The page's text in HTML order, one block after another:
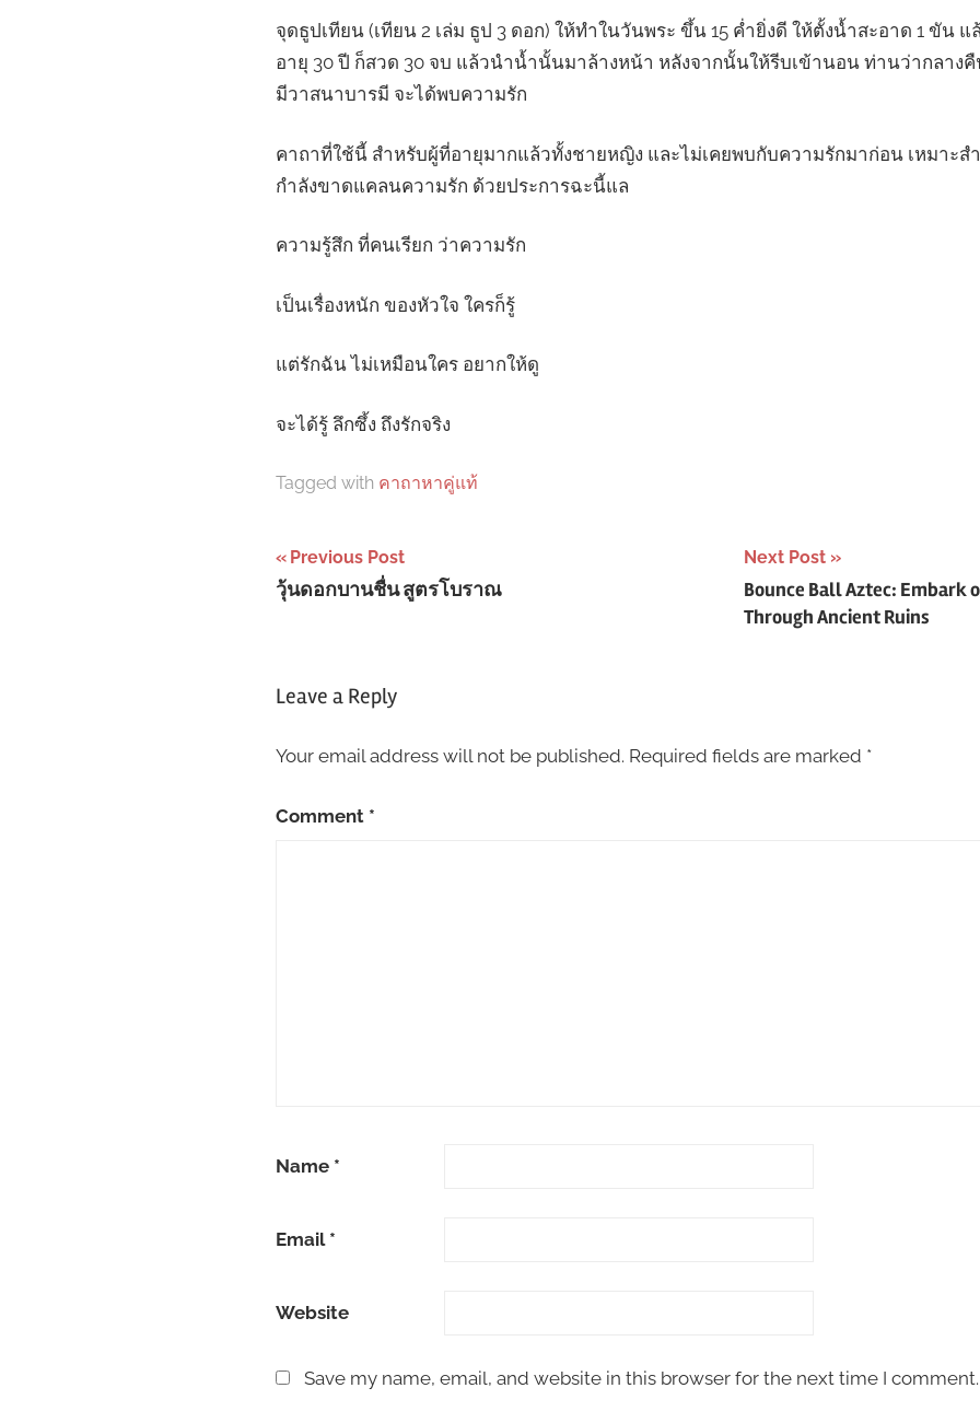
จุดธูปเทียน (เทียน 2 เล่ม ธูป 3 ดอก) ให้ทำในวันพระ ขึ้น 15 ค่ำยิ่งดี ให้ตั้งน้ำสะอาด 1 ขัน
อายุ 30 ปี ก็สวด 30 จบ แล้วนำน้ำนั้นมาล้างหน้า หลังจากนั้นให้รีบเข้านอน ท่านว่ากลาง
มีวาสนาบารมี จะได้พบความรัก
คาถาที่ใช้นี้ สำหรับผู้ที่อายุมากแล้วทั้งชายหญิง และไม่เคยพบกับความรักมาก่อน เหมาะส
กำลังขาดแคลนความรัก ด้วยประการฉะนี้แล
ความรู้สึก ที่คนเรียก ว่าความรัก
เป็นเรื่องหนัก ของหัวใจ ใครก็รู้
แต่รักฉัน ไม่เหมือนใคร อยากให้ดู
จะได้รู้ ลึกซึ้ง ถึงรักจริง
Tagged with คาถาหาคู่แท้
Post
navigation
Previous Post
วุ้นดอกบานชื่น สูตรโบราณ
Next Post
Bounce Ball Aztec: Embark
Through Ancient Ruins
Leave a Reply
Your email address will not be published. Required fields are marked *
Comment *
Name *
Email *
Website
Save my name, email, and website in this browser for the next time I comment.